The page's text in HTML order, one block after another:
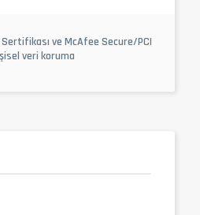
Sertifikası ve McAfee Secure/PCI
veri koruma